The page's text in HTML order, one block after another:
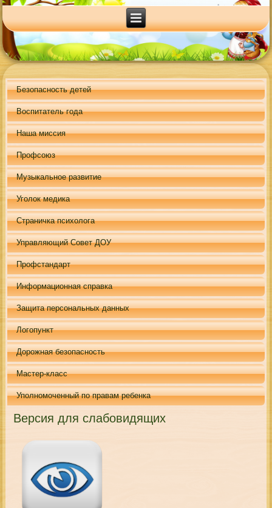
Безопасность детей
Воспитатель года
Наша миссия
Профсоюз
Музыкальное развитие
Уголок медика
Страничка психолога
Управляющий Совет ДОУ
Профстандарт
Информационная справка
Защита персональных данных
Логопункт
Дорожная безопасность
Мастер-класс
Уполномоченный по правам ребенка
Версия для слабовидящих